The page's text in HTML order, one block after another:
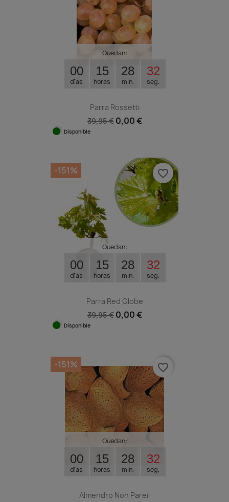
Quedan:
00
días
15
horas
28
min.
31
seg.
Parra Rossetti
39,95 € 0,00 €
Disponible
Quedan:
00
días
15
horas
28
min.
31
seg.
Parra Red Globe
39,95 € 0,00 €
Disponible
-151% favorite_border
Quedan:
00
días
15
horas
28
min.
31
seg.
Almendro Non Pareil
-151% favorite_border